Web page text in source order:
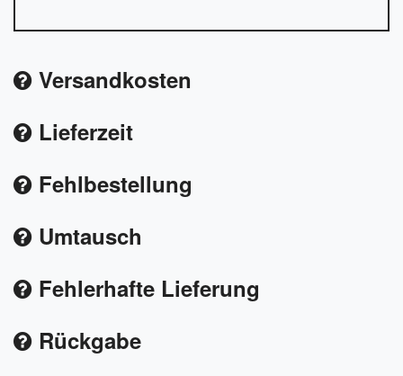
Versandkosten
Lieferzeit
Fehlbestellung
Umtausch
Fehlerhafte Lieferung
Rückgabe